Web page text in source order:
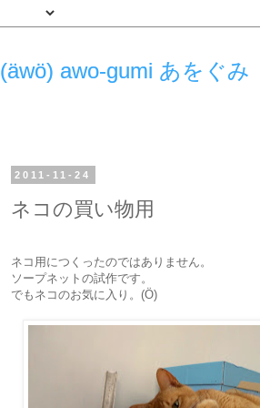
(äwö) awo-gumi あをぐみ
2011-11-24
ネコの買い物用
ネコ用につくったのではありません。
ソープネットの試作です。
でもネコのお気に入り。(Ö)